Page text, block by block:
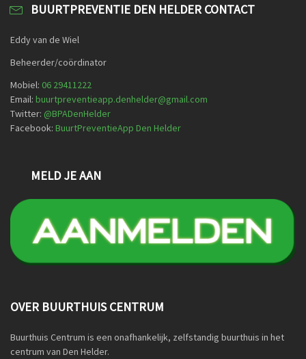
BUURTPREVENTIE DEN HELDER CONTACT
Eddy van de Wiel
Beheerder/coördinator
Mobiel: 06 29411222
Email: buurtpreventieapp.denhelder@gmail.com
Twitter: @BPADenHelder
Facebook: BuurtPreventieApp Den Helder
MELD JE AAN
OVER BUURTHUIS CENTRUM
Buurthuis Centrum is een onafhankelijk, zelfstandig buurthuis in het
centrum van Den Helder.